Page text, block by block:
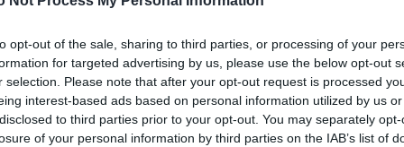
opt-out of the sale, sharing to third parties, or processing of your
for targeted advertising by us, please use the below opt-out
selection. Please note that after your opt-out request is processed
interest-based ads based on personal information utilized by us
to third parties prior to your opt-out. You may separately
of your personal information by third parties on the IAB’s list of
πηγές πλούσιες σε ασβέστιο
για να μη πάρεις κιλά